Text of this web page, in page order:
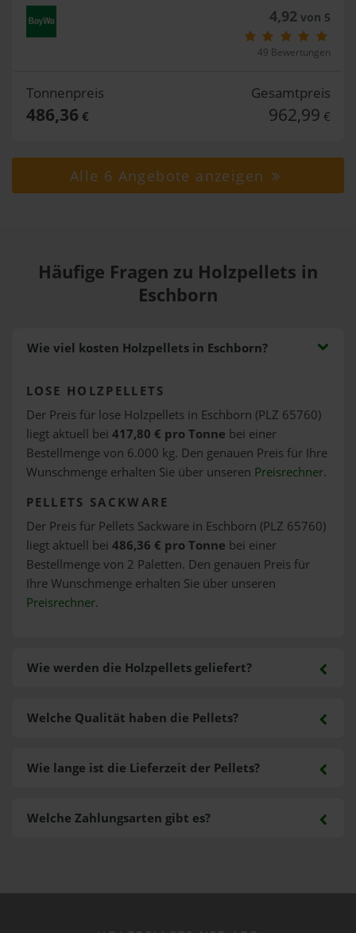
4,92von 5
49 Bewertungen
Tonnenpreis
486,36 €
Gesamtpreis
962,99 €
Alle 6 Angebote anzeigen
Häufige Fragen zu Holzpellets in
Eschborn
Wie viel kosten Holzpellets in Eschborn?
LOSE HOLZPELLETS
Der Preis für lose Holzpellets in Eschborn (PLZ 65760)
liegt aktuell bei 417,80 € pro Tonne bei einer
Bestellmenge von 6.000 kg. Den genauen Preis für Ihre
Wunschmenge erhalten Sie über unseren Preisrechner.
PELLETS SACKWARE
Der Preis für Pellets Sackware in Eschborn (PLZ 65760)
liegt aktuell bei 486,36 € pro Tonne bei einer
Bestellmenge von 2 Paletten. Den genauen Preis für
Ihre Wunschmenge erhalten Sie über unseren
Preisrechner.
Wie werden die Holzpellets geliefert?
Welche Zahlungsarten gibt es?
Welche Qualität haben die Pellets?
Wie lange ist die Lieferzeit der Pellets?